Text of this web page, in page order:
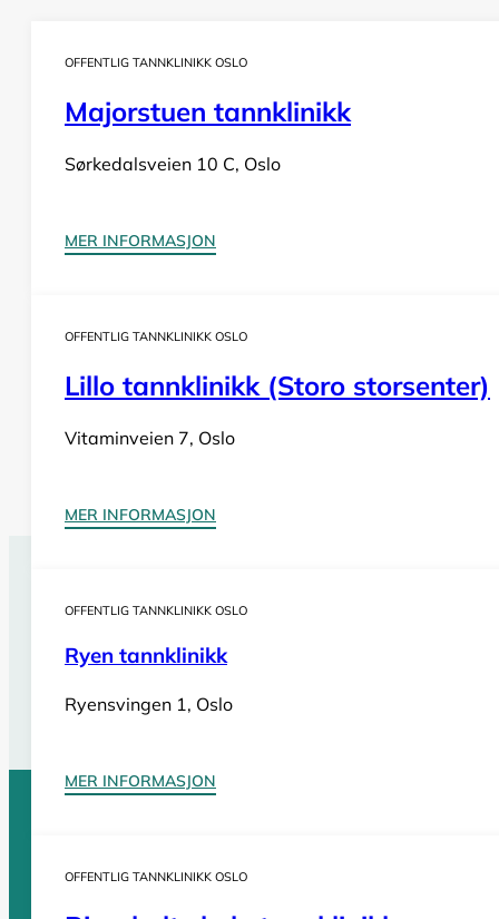
OFFENTLIG TANNKLINIKK OSLO
Majorstuen tannklinikk
Sørkedalsveien 10 C, Oslo
MER INFORMASJON
OFFENTLIG TANNKLINIKK OSLO
Lillo tannklinikk (Storo storsenter)
Vitaminveien 7, Oslo
MER INFORMASJON
OFFENTLIG TANNKLINIKK OSLO
Ryen tannklinikk
Ryensvingen 1, Oslo
MER INFORMASJON
OFFENTLIG TANNKLINIKK OSLO
Tannlegevakt Oslo
Har du behov for akutt tannlegehjelp
helger og på helligdager. Sjekk vår oversikt for billig
Se tannlegevakter i Oslo